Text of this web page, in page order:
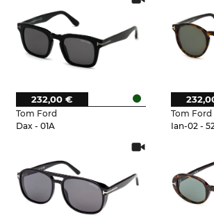
Tom Ford
Dax - 01A
232,00 €
Tom Ford
Ian-02 -